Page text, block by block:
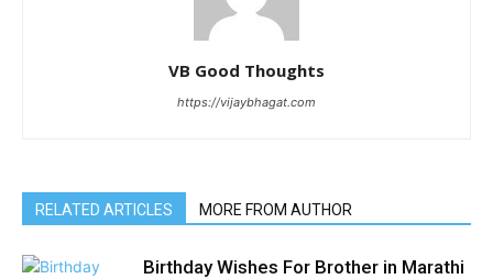
VB Good Thoughts
https://vijaybhagat.com
RELATED ARTICLES MORE FROM AUTHOR
Birthday Wishes For Brother in Marathi